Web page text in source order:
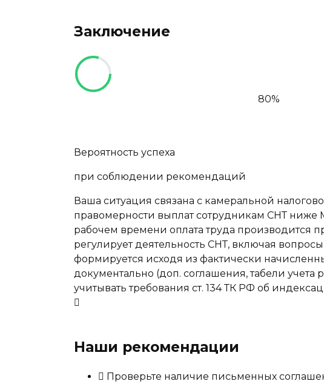
Заключение
80%
Вероятность успеха
при соблюдении рекомендаций
Ваша ситуация связана с камеральной
правомерности выплат сотрудникам СНТ ниже
рабочем времени оплата труда
регулирует деятельность СНТ, включая
формируется исходя из фактически
документально (доп. соглашения, табели
учитывать требования ст. 134 ТК РФ об
Наши рекомендации
Проверьте наличие письменных